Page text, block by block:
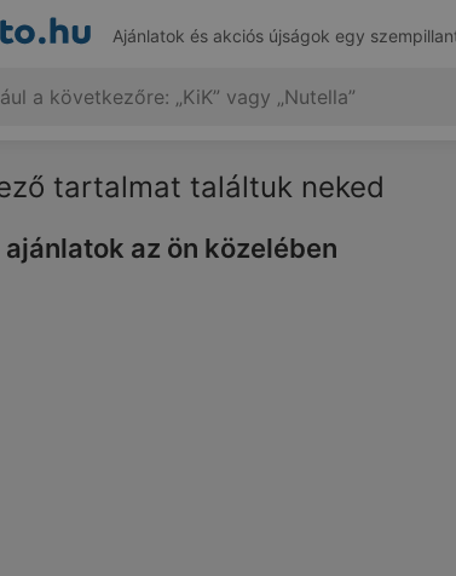
Ajánlatok és akciós újságok egy
tartalmat találtuk neked
az ön közelében